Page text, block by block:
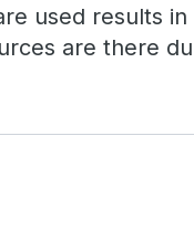
used results in
are there